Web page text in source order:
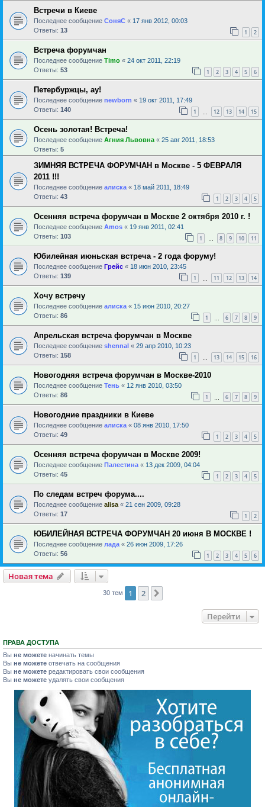
Встречи в Киеве
Последнее сообщение СоняС « 17 янв 2012, 00:03
Ответы: 13 1 2
Встреча форумчан
Последнее сообщение Timo « 24 окт 2011, 22:19
Ответы: 53 1 2 3 4 5 6
Петербуржцы, ау!
Последнее сообщение newborn « 19 окт 2011, 17:49
Ответы: 140 1 12 13 14 15
Осень золотая! Встреча!
Последнее сообщение Агния Львовна « 25 авг 2011, 18:53
Ответы: 5
ЗИМНЯЯ ВСТРЕЧА ФОРУМЧАН в Москве - 5 ФЕВРАЛЯ
2011 !!!
Последнее сообщение алиска « 18 май 2011, 18:49
Ответы: 43 1 2 3 4 5
Осенняя встреча форумчан в Москве 2 октября 2010 г. !
Последнее сообщение Amos « 19 янв 2011, 02:41
Ответы: 103 1 8 9 10 11
Юбилейная июньская встреча - 2 года форуму!
Последнее сообщение Грейс « 18 июн 2010, 23:45
Ответы: 139 1 11 12 13 14
Хочу встречу
Последнее сообщение алиска « 15 июн 2010, 20:27
Ответы: 86 1 6 7 8 9
Апрельская встреча форумчан в Москве
Последнее сообщение shennal « 29 апр 2010, 10:23
Ответы: 158 1 13 14 15 16
Новогодняя встреча форумчан в Москве-2010
Последнее сообщение Тень « 12 янв 2010, 03:50
Ответы: 86 1 6 7 8 9
Новогодние праздники в Киеве
Последнее сообщение алиска « 08 янв 2010, 17:50
Ответы: 49 1 2 3 4 5
Осенняя встреча форумчан в Москве 2009!
Последнее сообщение Палестина « 13 дек 2009, 04:04
Ответы: 45 1 2 3 4 5
По следам встреч форума....
Последнее сообщение alisa « 21 сен 2009, 09:28
Ответы: 17 1 2
ЮБИЛЕЙНАЯ ВСТРЕЧА ФОРУМЧАН 20 июня В МОСКВЕ !
Последнее сообщение лада « 26 июн 2009, 17:26
Ответы: 56 1 2 3 4 5 6
Новая тема
30 тем 1 2
Перейти
ПРАВА ДОСТУПА
Вы не можете начинать темы
Вы не можете отвечать на сообщения
Вы не можете редактировать свои сообщения
Вы не можете удалять свои сообщения